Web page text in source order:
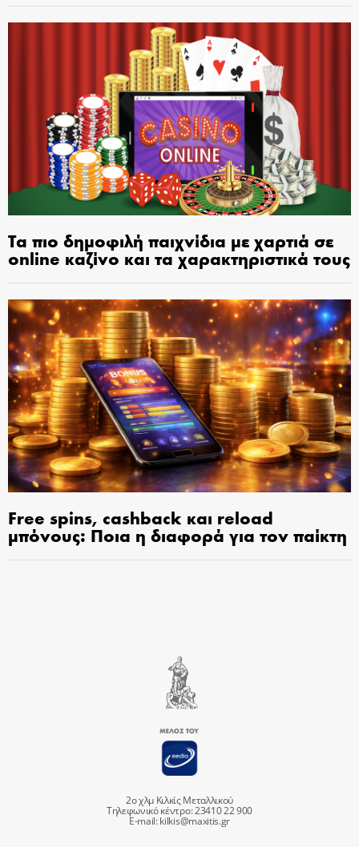
Τα πιο δημοφιλή παιχνίδια με χαρτιά σε
online καζίνο και τα χαρακτηριστικά τους
Free spins, cashback και reload
μπόνους: Ποια η διαφορά για τον παίκτη
2ο χλμ Κιλκίς Μεταλλικού
Τηλεφωνικό κέντρο: 23410 22 900
E-mail:kilkis@maxitis.gr